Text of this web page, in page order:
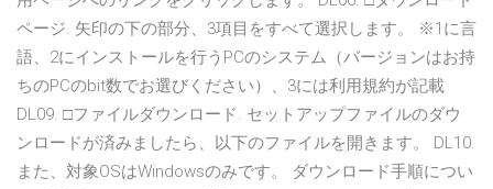
ページ. 矢印の下の部分、3項目をすべて選択します。 ※1に言
語、2にインストールを行うPCのシステム（バージョンはお持
ちのPCのbit数でお選びください）、3には利用規約が記載
DL09. □ファイルダウンロード. セットアップファイルのダウ
ンロードが済みましたら、以下のファイルを開きます。 DL10.
また、対象OSはWindowsのみです。 ダウンロード手順につい